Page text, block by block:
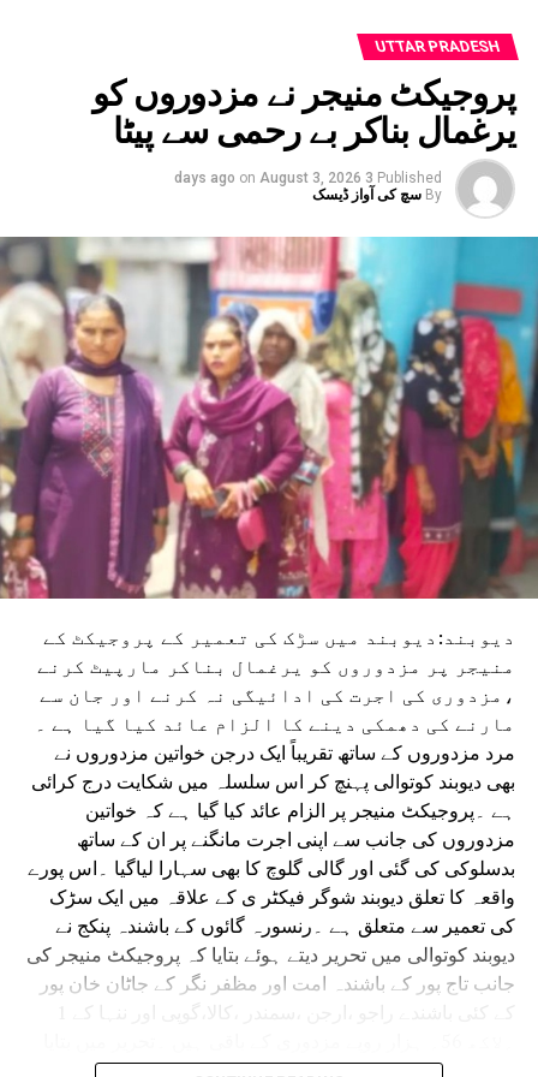
اورنندکمار وغیرہ موجود رہے ۔
UTTAR PRADESH
پروجیکٹ منیجر نے مزدوروں کو
یرغمال بناکر بے رحمی سے پیٹا
Published
3 days ago
on August 3, 2026
By سچ کی آواز ڈیسک
دیوبند:دیوبند میں سڑک کی تعمیر کے پروجیکٹ کے
منیجر پر مزدوروں کو یرغمال بناکر مارپیٹ کرنے
،مزدوری کی اجرت کی ادائیگی نہ کرنے اور جان سے
مارنے کی دھمکی دینے کا الزام عائد کیا گیا ہے ۔
مرد مزدوروں کے ساتھ تقریباً ایک درجن خواتین مزدوروں نے
بھی دیوبند کوتوالی پہنچ کر اس سلسلہ میں شکایت درج کرائی
ہے ۔پروجیکٹ منیجر پر الزام عائد کیا گیا ہے کہ خواتین
مزدوروں کی جانب سے اپنی اجرت مانگنے پر ان کے ساتھ
بدسلوکی کی گئی اور گالی گلوچ کا بھی سہارا لیاگیا ۔اس پورے
واقعہ کا تعلق دیوبند شوگر فیکٹر ی کے علاقہ میں ایک سڑک
کی تعمیر سے متعلق ہے ۔رنسورہ گائوں کے باشندہ پنکج نے
دیوبند کوتوالی میں تحریر دیتے ہوئے بتایا کہ پروجیکٹ منیجر کی
جانب تاج پور کے باشندہ امت اور مظفر نگر کے جاٹان خان پور
گیا ہے کہ 2؍ اگست کو اپنی مزدوری کی رقم مانگنے پر